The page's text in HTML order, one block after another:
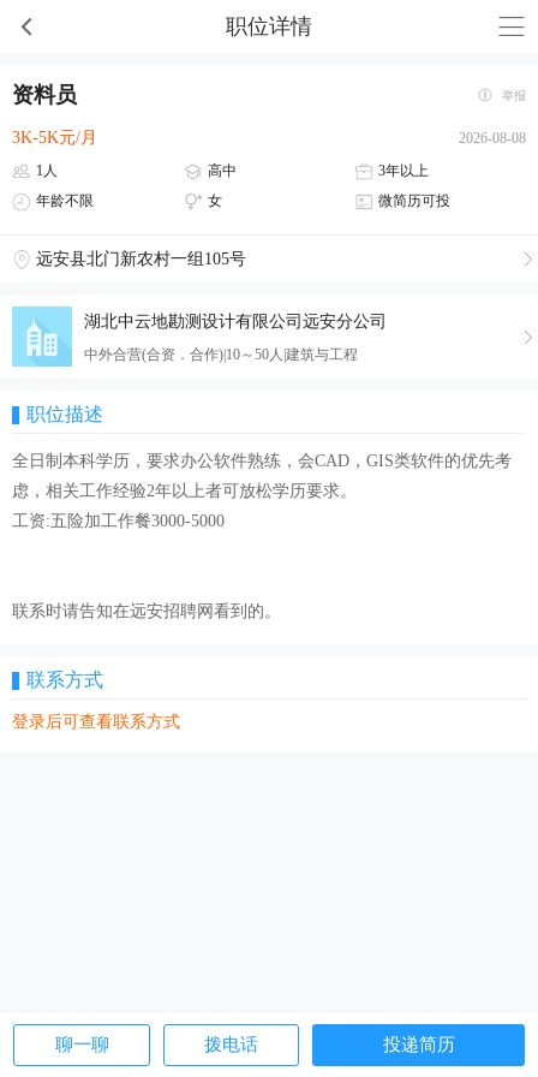
职位详情
聊一聊 拨电话 投递简历
资料员 举报
3K-5K元/月
2026-08-08
1人
高中
3年以上
年龄不限
女 微简历可投
远安县北门新农村一组105号
湖北中云地勘测设计有限公司远安分公司
中外合营(合资．合作)|10～50人|建筑与工程
职位描述
全日制本科学历，要求办公软件熟练，会CAD，GIS类软件的优先考
虑，相关工作经验2年以上者可放松学历要求。
工资:五险加工作餐3000-5000
联系时请告知在远安招聘网看到的。
联系方式
登录后可查看联系方式